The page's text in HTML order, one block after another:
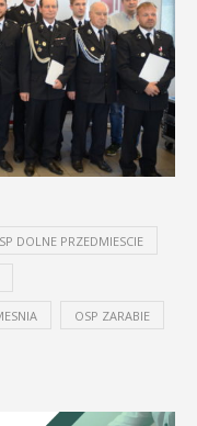
DOLNE PRZEDMIESCIE
OSP ZARABIE